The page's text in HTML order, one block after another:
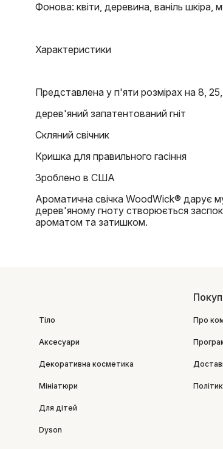
Фонова: квіти, деревина, ваніль шкіра,
Характеристики
Представлена у п'яти розмірах на 8,
дерев'яний запатентований гніт
Скляний свічник
Кришка для правильного гасіння
Зроблено в США
Ароматична свічка WoodWick® дарує
дерев'яному гноту створюється
ароматом та затишком.
Тіло
Аксесуари
Декоративна косметика
Мініатюри
Для дітей
Dyson
Про